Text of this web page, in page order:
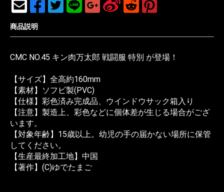
商品説明
CMC NO.45 キン肉万太郎 戦闘服 特別 が登場！
【サイズ】全高約160mm
【素材】ソフビ製(PVC)
【仕様】彩色済み完成品、ウインドウサック箱入り
【注意】製造上、彩色などに個体差が生じる場合がござ
います。
【対象年齢】15歳以上。幼児の手の届かない場所に保管
してください。
【生産最終加工地】中国
【著作】(C)ゆでたまご